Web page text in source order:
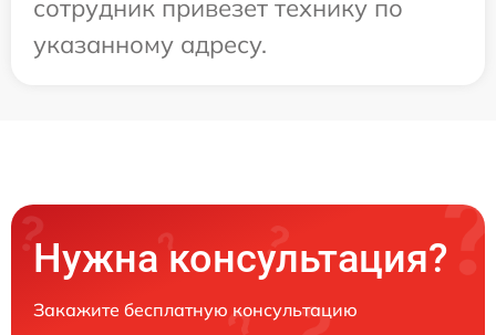
сотрудник привезет технику по
указанному адресу.
Нужна консультация?
Закажите бесплатную консультацию